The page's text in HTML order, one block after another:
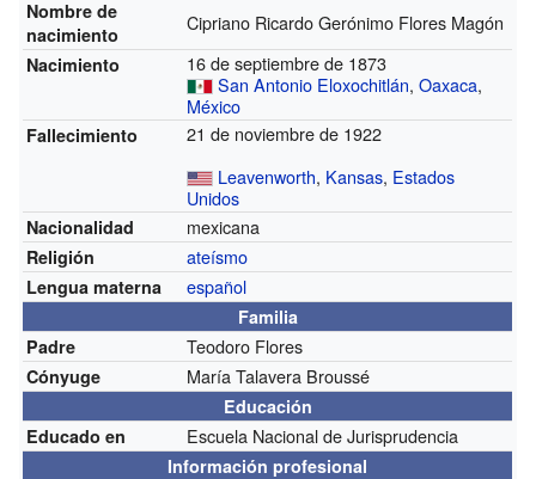
Nombre de
nacimiento
Cipriano Ricardo Gerónimo Flores Magón
Nacimiento
16 de septiembre de 1873
San Antonio Eloxochitlán,Oaxaca,
México
Fallecimiento
21 de noviembre de 1922
Leavenworth, Kansas, Estados
Unidos
Nacionalidad mexicana
Religión ateísmo
Lengua materna español
Familia
Padre
Teodoro Flores
Cónyuge María Talavera Broussé
Educación
Educado en
Escuela Nacional de Jurisprudencia
Información profesional